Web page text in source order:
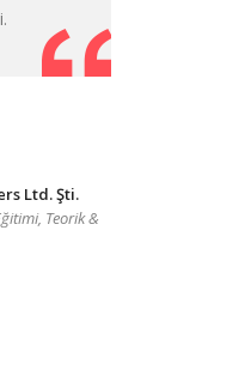
Ltd. Şti.
Teorik &